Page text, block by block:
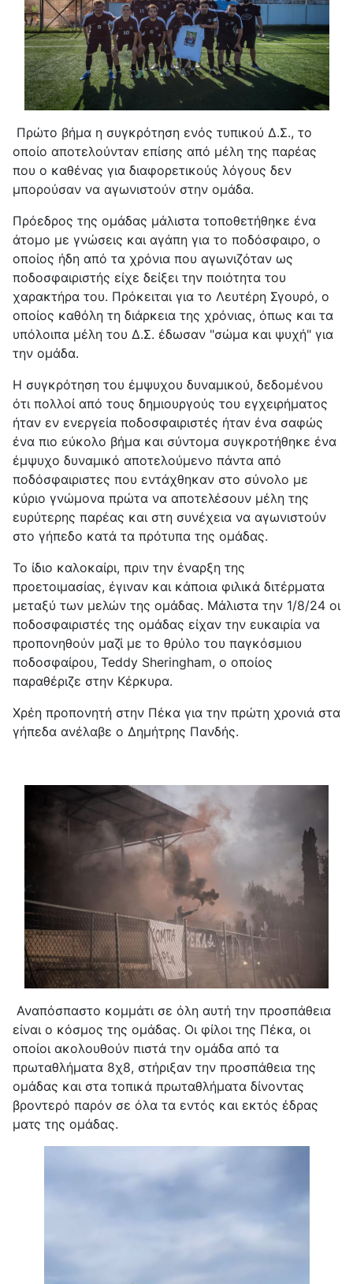
Πρώτο βήμα η συγκρότηση ενός τυπικού Δ.Σ., το
οποίο αποτελούνταν επίσης από μέλη της παρέας
που ο καθένας για διαφορετικούς λόγους δεν
μπορούσαν να αγωνιστούν στην ομάδα.
Πρόεδρος της ομάδας μάλιστα τοποθετήθηκε ένα
άτομο με γνώσεις και αγάπη για το ποδόσφαιρο, ο
οποίος ήδη από τα χρόνια που αγωνιζόταν ως
ποδοσφαιριστής είχε δείξει την ποιότητα του
χαρακτήρα του. Πρόκειται για το Λευτέρη Σγουρό, ο
οποίος καθόλη τη διάρκεια της χρόνιας, όπως και τα
υπόλοιπα μέλη του Δ.Σ. έδωσαν "σώμα και ψυχή" για
την ομάδα.
Η συγκρότηση του έμψυχου δυναμικού, δεδομένου
ότι πολλοί από τους δημιουργούς του εγχειρήματος
ήταν εν ενεργεία ποδοσφαιριστές ήταν ένα σαφώς
ένα πιο εύκολο βήμα και σύντομα συγκροτήθηκε ένα
έμψυχο δυναμικό αποτελούμενο πάντα από
ποδόσφαιριστες που εντάχθηκαν στο σύνολο με
κύριο γνώμονα πρώτα να αποτελέσουν μέλη της
ευρύτερης παρέας και στη συνέχεια να αγωνιστούν
στο γήπεδο κατά τα πρότυπα της ομάδας.
Το ίδιο καλοκαίρι, πριν την έναρξη της
προετοιμασίας, έγιναν και κάποια φιλικά διτέρματα
μεταξύ των μελών της ομάδας. Μάλιστα την 1/8/24 οι
ποδοσφαιριστές της ομάδας είχαν την ευκαιρία να
προπονηθούν μαζί με το θρύλο του παγκόσμιου
ποδοσφαίρου, Teddy Sheringham, ο οποίος
παραθέριζε στην Κέρκυρα.
Χρέη προπονητή στην Πέκα για την πρώτη χρονιά στα
γήπεδα ανέλαβε ο Δημήτρης Πανδής.
Αναπόσπαστο κομμάτι σε όλη αυτή την προσπάθεια
είναι ο κόσμος της ομάδας. Οι φίλοι της Πέκα, οι
οποίοι ακολουθούν πιστά την ομάδα από τα
πρωταθλήματα 8χ8, στήριξαν την προσπάθεια της
ομάδας και στα τοπικά πρωταθλήματα δίνοντας
βροντερό παρόν σε όλα τα εντός και εκτός έδρας
ματς της ομάδας.